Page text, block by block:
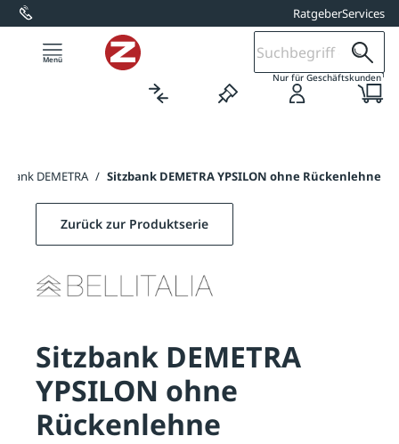
springen RatgeberServices
Nur für Geschäftskunden1
DEMETRA / Sitzbank DEMETRA YPSILON ohne Rückenlehne
Zurück zur Produktserie
Sitzbank DEMETRA
YPSILON ohne
Rückenlehne